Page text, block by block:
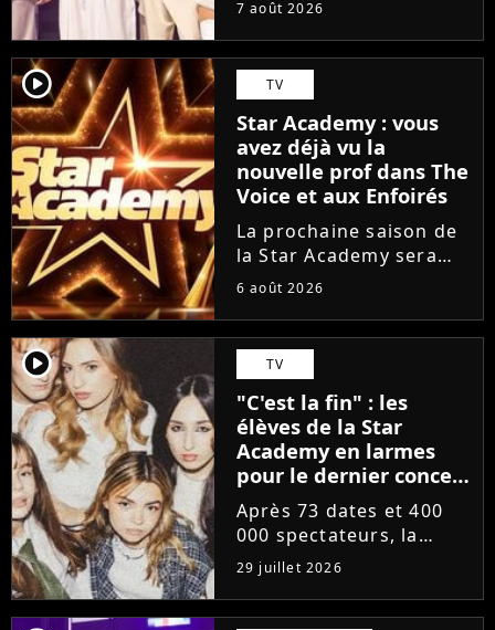
projets solos. En
parallèle, cet élève sort
du silence et se dit
soulagé de ne plus être
sur...
7 août 2026
player2 TV
Star Academy : vous
avez déjà vu la
nouvelle prof dans The
Voice et aux Enfoirés
La prochaine saison de
la Star Academy sera
incarnée par une
professeurs après les
départs annoncés de
Michael Goldman, Lucie
Bernardoni et Marlène
Schaff. La...
6 août 2026
player2 TV
"C'est la fin" : les
élèves de la Star
Academy en larmes
pour le dernier concert
de la tournée
Après 73 dates et 400
000 spectateurs, la
tournée de la Star
Academy vient de se
terminer dans les
29 juillet 2026